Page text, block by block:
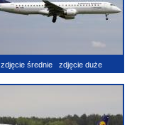
zdjęcie średnie zdjęcie duże